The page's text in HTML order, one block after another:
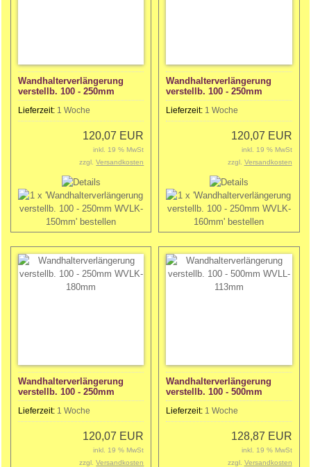
Wandhalterverlängerung
verstellb. 100 - 250mm
WVLK-150mm
Lieferzeit: 1 Woche
120,07 EUR
inkl. 19 % MwSt
zzgl.Versandkosten
Wandhalterverlängerung
verstellb. 100 - 250mm
WVLK-160mm
Lieferzeit: 1 Woche
120,07 EUR
inkl. 19 % MwSt
zzgl. Versandkosten
Wandhalterverlängerung
verstellb. 100 - 250mm
WVLK-180mm
Lieferzeit: 1 Woche
120,07 EUR
inkl. 19 % MwSt
zzgl.Versandkosten
Wandhalterverlängerung
verstellb. 100 - 500mm
WVLL- 113mm
Lieferzeit: 1 Woche
128,87 EUR
inkl. 19 % MwSt
zzgl. Versandkosten